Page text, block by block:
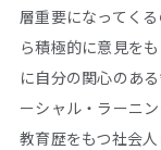
層重要になってく
ら積極的に意見を
に自分の関心のあ
ーシャル・ラーニ
教育歴をもつ社会